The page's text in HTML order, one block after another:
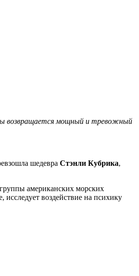
возвращается мощный и тревожный
шедевра Стэнли Кубрика,
американских морских
воздействие на психику